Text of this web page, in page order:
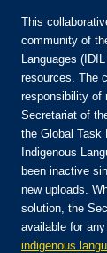
Join the
Login
EN
Home
This
community of
Languages
resources. The
responsibility of
Secretariat of
the Global Task
Indigenous
been inactive
new uploads.
solution, the
available for